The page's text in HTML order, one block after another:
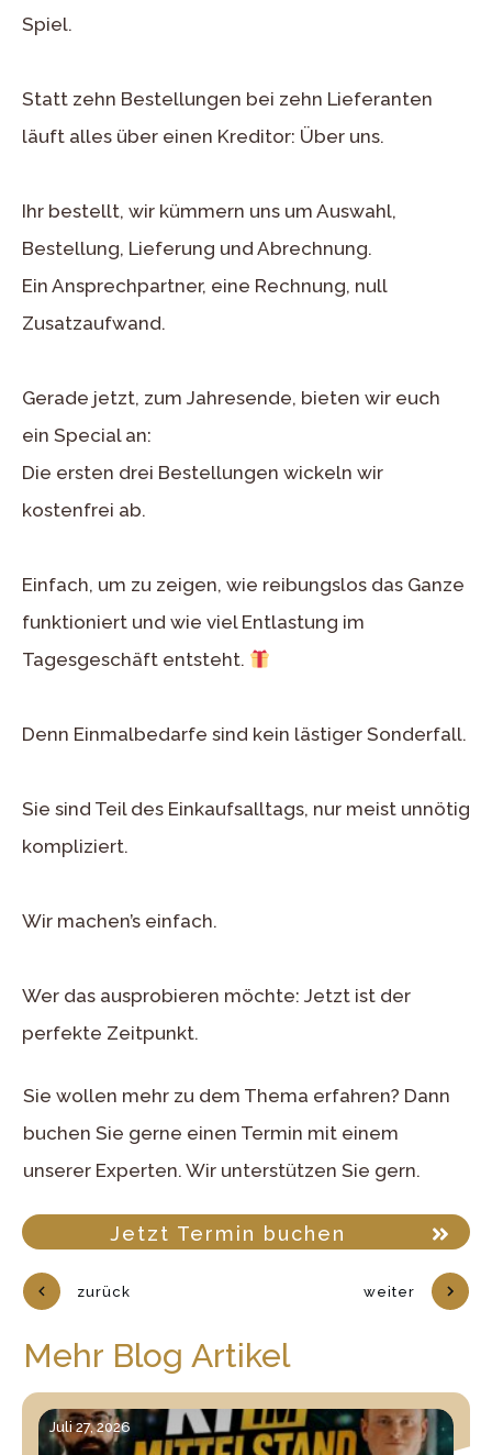
Spiel.
Statt zehn Bestellungen bei zehn Lieferanten
läuft alles über einen Kreditor: Über uns.
Ihr bestellt, wir kümmern uns um Auswahl,
Bestellung, Lieferung und Abrechnung.
Ein Ansprechpartner, eine Rechnung, null
Zusatzaufwand.
Gerade jetzt, zum Jahresende, bieten wir euch
ein Special an:
Die ersten drei Bestellungen wickeln wir
kostenfrei ab.
Einfach, um zu zeigen, wie reibungslos das Ganze
funktioniert und wie viel Entlastung im
Tagesgeschäft entsteht.
Denn Einmalbedarfe sind kein lästiger Sonderfall.
Sie sind Teil des Einkaufsalltags, nur meist unnötig
kompliziert.
Wir machen’s einfach.
Wer das ausprobieren möchte: Jetzt ist der
perfekte Zeitpunkt.
Sie wollen mehr zu dem Thema erfahren? Dann
buchen Sie gerne einen Termin mit einem
unserer Experten. Wir unterstützen Sie gern.
Jetzt Termin buchen
zurück weiter
Mehr Blog Artikel
Juli 27, 2026